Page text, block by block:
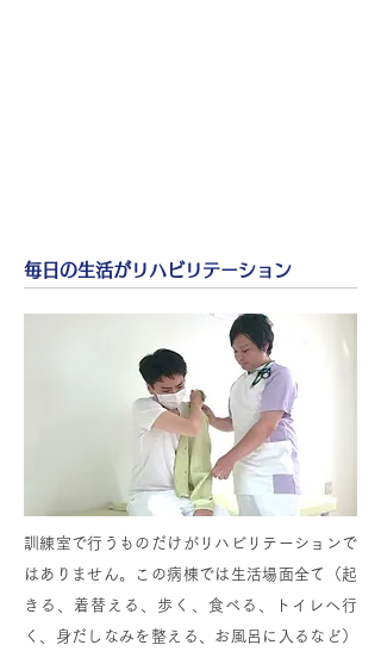
毎日の生活がリハビリテーション
訓練室で行うものだけがリハビリテーションで
はありません。この病棟では生活場面全て（起
きる、着替える、歩く、食べる、トイレへ行
く、身だしなみを整える、お風呂に入るなど）